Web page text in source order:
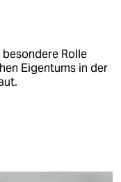
Rolle
Eigentums in der